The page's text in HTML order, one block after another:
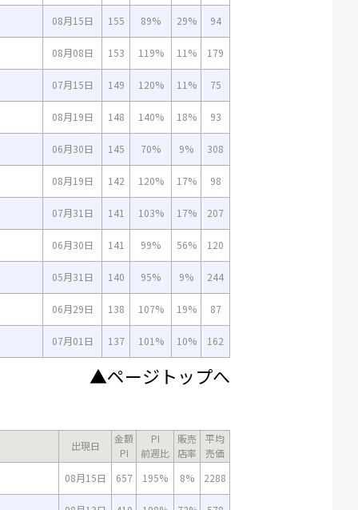
08月15日 155 89% 29% 94
08月08日 153 119% 11% 179
07月15日 149 120% 11% 75
08月19日 148 140% 18% 93
06月30日 145 70% 9% 308
08月19日 142 120% 17% 98
07月31日 141 103% 17% 207
06月30日 141 99% 56% 120
05月31日 140 95% 9% 244
06月29日 138 107% 19% 87
07月01日 137 101% 10% 162
▲ページトップへ
出現日
金額
PI
PI
前週比
販売
店率
平均
売価
08月15日
657 195% 8% 2288